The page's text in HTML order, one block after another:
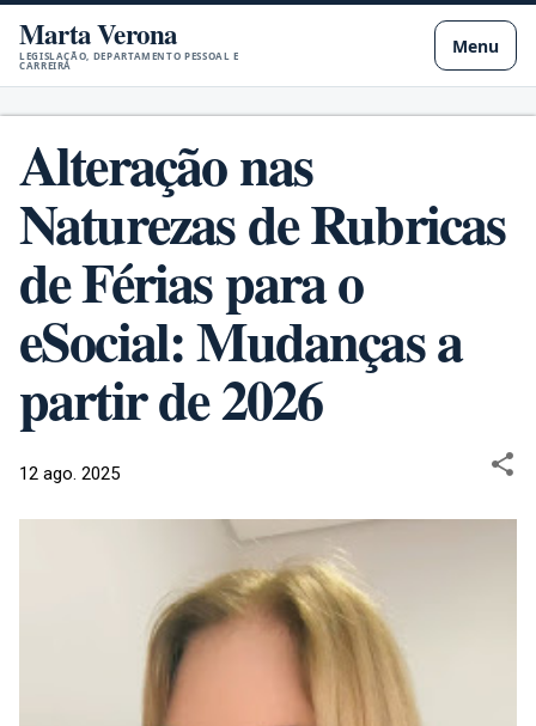
Pular para o conteúdo principal
Marta Verona
LEGISLAÇÃO, DEPARTAMENTO PESSOAL E
CARREIRA
Menu
Alteração nas
Naturezas de Rubricas
de Férias para o
eSocial: Mudanças a
partir de 2026
12 ago. 2025